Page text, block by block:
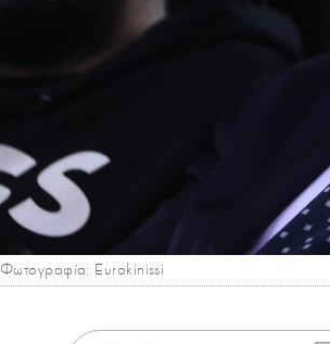
Φωτογραφία: Eurokinissi